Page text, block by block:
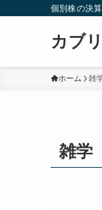
個別株の決
カブ
ホーム 雑
雑学